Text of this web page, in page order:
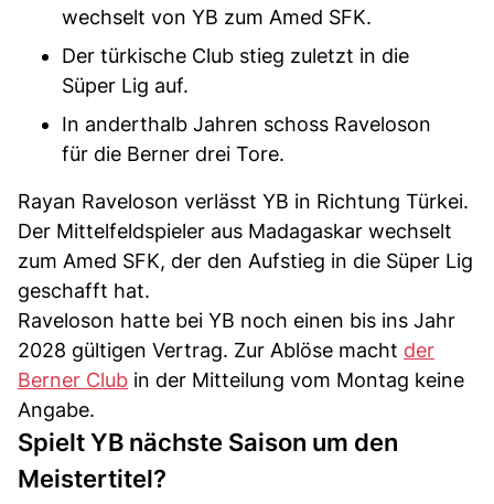
wechselt von YB zum Amed SFK.
Der türkische Club stieg zuletzt in die
Süper Lig auf.
In anderthalb Jahren schoss Raveloson
für die Berner drei Tore.
Rayan Raveloson verlässt YB in Richtung Türkei.
Der Mittelfeldspieler aus Madagaskar wechselt
zum Amed SFK, der den Aufstieg in die Süper Lig
geschafft hat.
Raveloson hatte bei YB noch einen bis ins Jahr
2028 gültigen Vertrag. Zur Ablöse macht der
Berner Club in der Mitteilung vom Montag keine
Angabe.
Spielt YB nächste Saison um den
Meistertitel?